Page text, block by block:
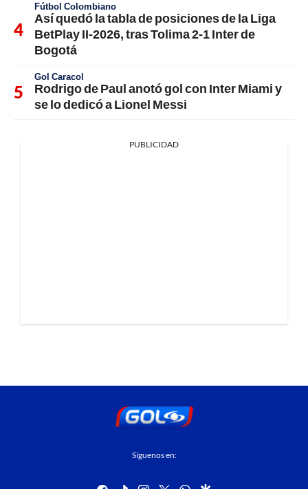
Fútbol Colombiano
Así quedó la tabla de posiciones de la Liga
BetPlay II-2026, tras Tolima 2-1 Inter de
Bogotá
Gol Caracol
Rodrigo de Paul anotó gol con Inter Miami y
se lo dedicó a Lionel Messi
PUBLICIDAD
Síguenos en: